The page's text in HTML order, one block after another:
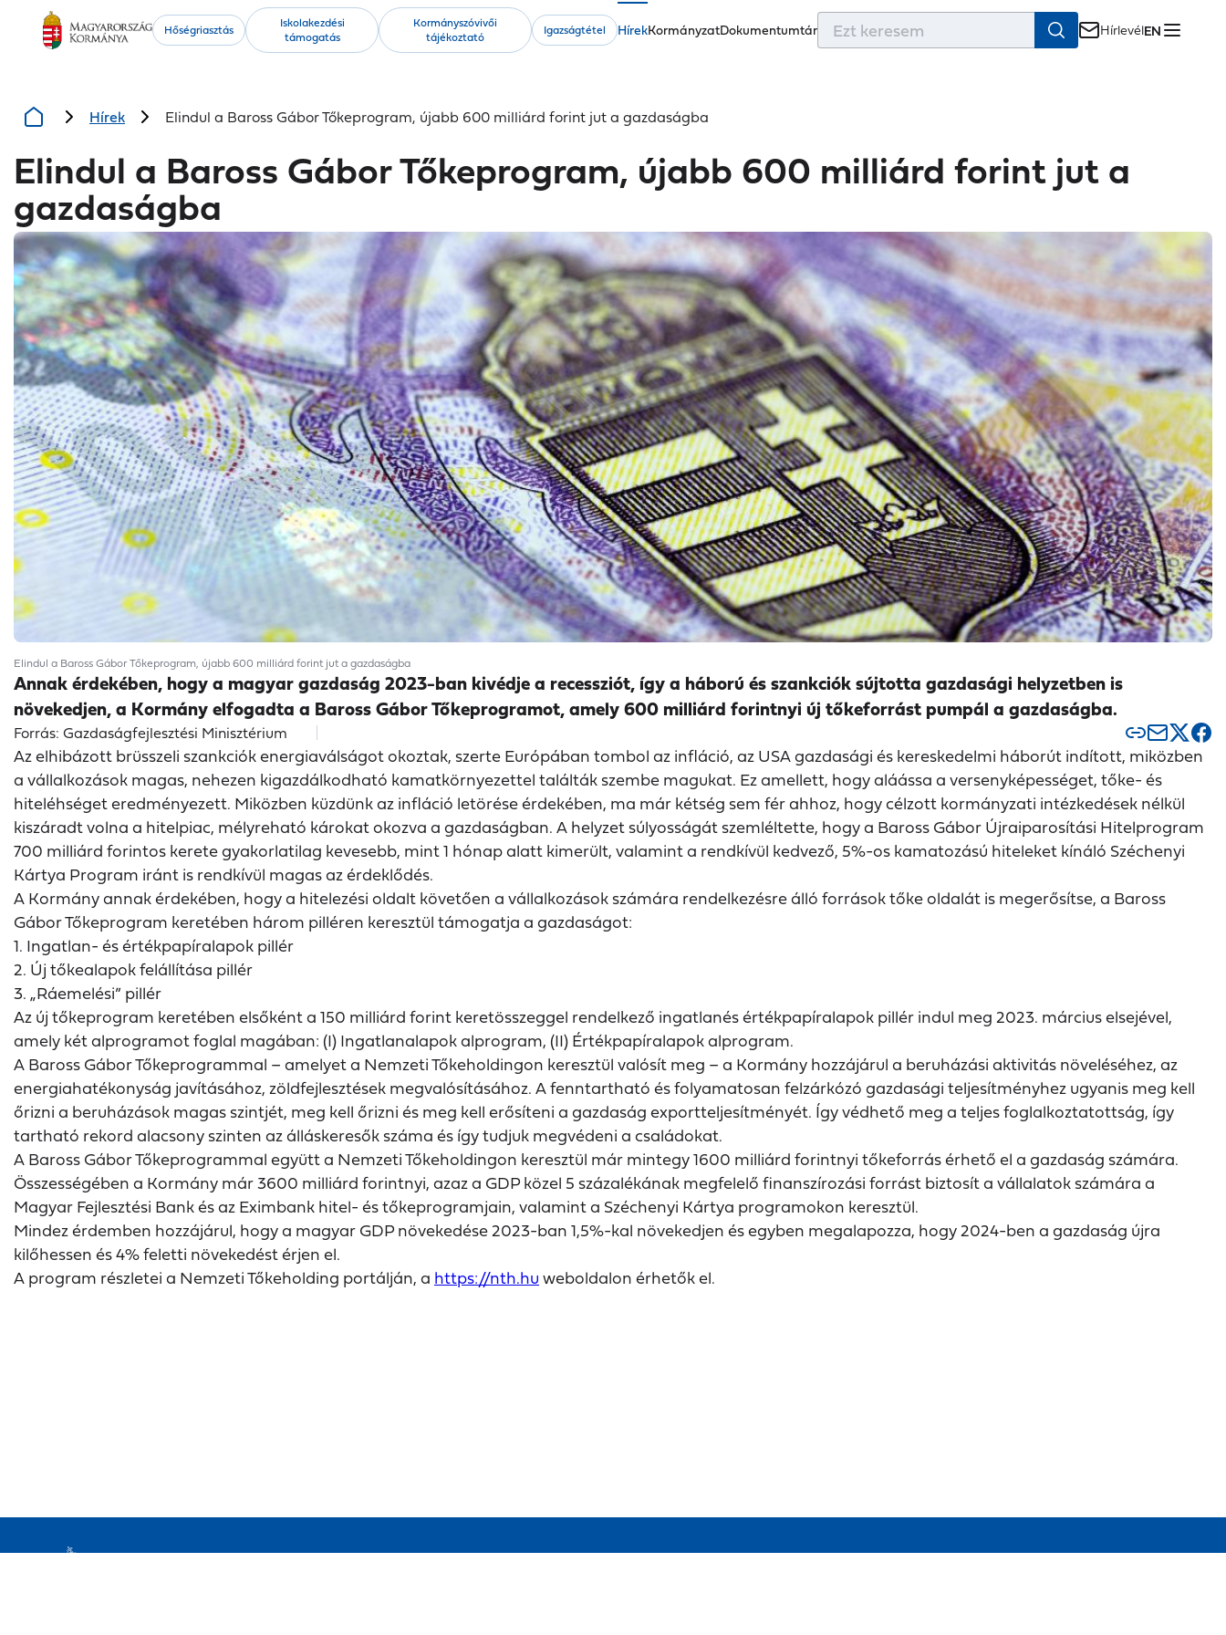
Kiemelt
tartalmak
Hőségriasztás
Iskolakezdési
támogatás
Kormányszóvivői
tájékoztató
Igazságtétel
Fő
HírekKormányzatDokumentumtár HírlevélEN
Hírek Elindul a Baross Gábor Tőkeprogram, újabb 600 milliárd forint jut a gazdaságba
Elindul a Baross Gábor Tőkeprogram, újabb 600 milliárd forint jut a
gazdaságba
Elindul a Baross Gábor Tőkeprogram, újabb 600 milliárd forint jut a gazdaságba
Annak érdekében, hogy a magyar gazdaság 2023-ban kivédje a recessziót, így a háború és szankciók sújtotta gazdasági helyzetben is
növekedjen, a Kormány elfogadta a Baross Gábor Tőkeprogramot, amely 600 milliárd forintnyi új tőkeforrást pumpál a gazdaságba.
Forrás: Gazdaságfejlesztési Minisztérium
Az elhibázott brüsszeli szankciók energiaválságot okoztak, szerte Európában tombol az infláció, az USA gazdasági és kereskedelmi háborút indított, miközben
a vállalkozások magas, nehezen kigazdálkodható kamatkörnyezettel találták szembe magukat. Ez amellett, hogy aláássa a versenyképességet, tőke- és
hiteléhséget eredményezett. Miközben küzdünk az infláció letörése érdekében, ma már kétség sem fér ahhoz, hogy célzott kormányzati intézkedések nélkül
kiszáradt volna a hitelpiac, mélyreható károkat okozva a gazdaságban. A helyzet súlyosságát szemléltette, hogy a Baross Gábor Újraiparosítási Hitelprogram
700 milliárd forintos kerete gyakorlatilag kevesebb, mint 1 hónap alatt kimerült, valamint a rendkívül kedvező, 5%-os kamatozású hiteleket kínáló Széchenyi
Kártya Program iránt is rendkívül magas az érdeklődés.
A Kormány annak érdekében, hogy a hitelezési oldalt követően a vállalkozások számára rendelkezésre álló források tőke oldalát is megerősítse, a Baross
Gábor Tőkeprogram keretében három pilléren keresztül támogatja a gazdaságot:
1. Ingatlan- és értékpapíralapok pillér
2. Új tőkealapok felállítása pillér
3. „Ráemelési” pillér
Az új tőkeprogram keretében elsőként a 150 milliárd forint keretösszeggel rendelkező ingatlanés értékpapíralapok pillér indul meg 2023. március elsejével,
amely két alprogramot foglal magában: (I) Ingatlanalapok alprogram, (II) Értékpapíralapok alprogram.
A Baross Gábor Tőkeprogrammal – amelyet a Nemzeti Tőkeholdingon keresztül valósít meg – a Kormány hozzájárul a beruházási aktivitás növeléséhez, az
energiahatékonyság javításához, zöldfejlesztések megvalósításához. A fenntartható és folyamatosan felzárkózó gazdasági teljesítményhez ugyanis meg kell
őrizni a beruházások magas szintjét, meg kell őrizni és meg kell erősíteni a gazdaság exportteljesítményét. Így védhető meg a teljes foglalkoztatottság, így
tartható rekord alacsony szinten az álláskeresők száma és így tudjuk megvédeni a családokat.
A Baross Gábor Tőkeprogrammal együtt a Nemzeti Tőkeholdingon keresztül már mintegy 1600 milliárd forintnyi tőkeforrás érhető el a gazdaság számára.
Összességében a Kormány már 3600 milliárd forintnyi, azaz a GDP közel 5 százalékának megfelelő finanszírozási forrást biztosít a vállalatok számára a
Magyar Fejlesztési Bank és az Eximbank hitel- és tőkeprogramjain, valamint a Széchenyi Kártya programokon keresztül.
Mindez érdemben hozzájárul, hogy a magyar GDP növekedése 2023-ban 1,5%-kal növekedjen és egyben megalapozza, hogy 2024-ben a gazdaság újra
kilőhessen és 4% feletti növekedést érjen el.
A program részletei a Nemzeti Tőkeholding portálján, a https://nth.huweboldalon érhetők el.